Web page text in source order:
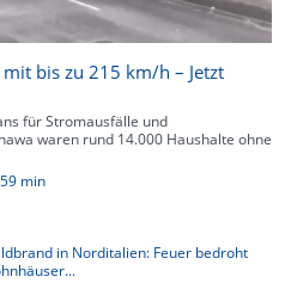
bis zu 215 km/h – Jetzt
für Stromausfälle und
waren rund 14.000 Haushalte ohne
min
in Norditalien: Feuer bedroht